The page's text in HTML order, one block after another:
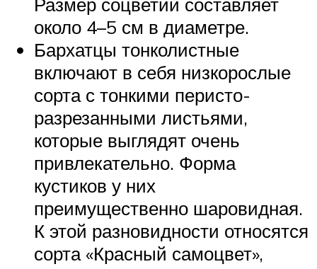
около 4–5 см в диаметре.
Бархатцы тонколистные
включают в себя низкорослые
сорта с тонкими перисто-
разрезанными листьями,
которые выглядят очень
привлекательно. Форма
кустиков у них
преимущественно шаровидная.
К этой разновидности относятся
сорта «Красный самоцвет»,